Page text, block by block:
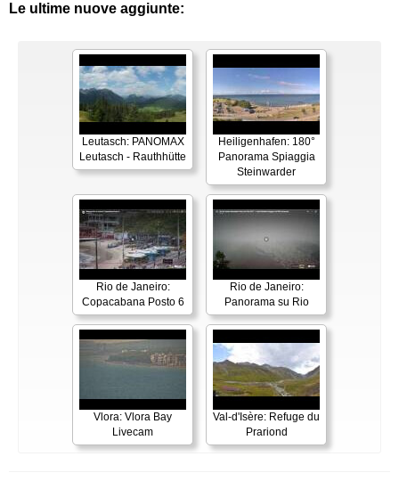
Le ultime nuove aggiunte:
Leutasch: PANOMAX
Leutasch - Rauthhütte
Heiligenhafen: 180°
Panorama Spiaggia
Steinwarder
Rio de Janeiro:
Copacabana Posto 6
Rio de Janeiro:
Panorama su Rio
Vlora: Vlora Bay
Livecam
Val-d'Isère: Refuge du
Prariond